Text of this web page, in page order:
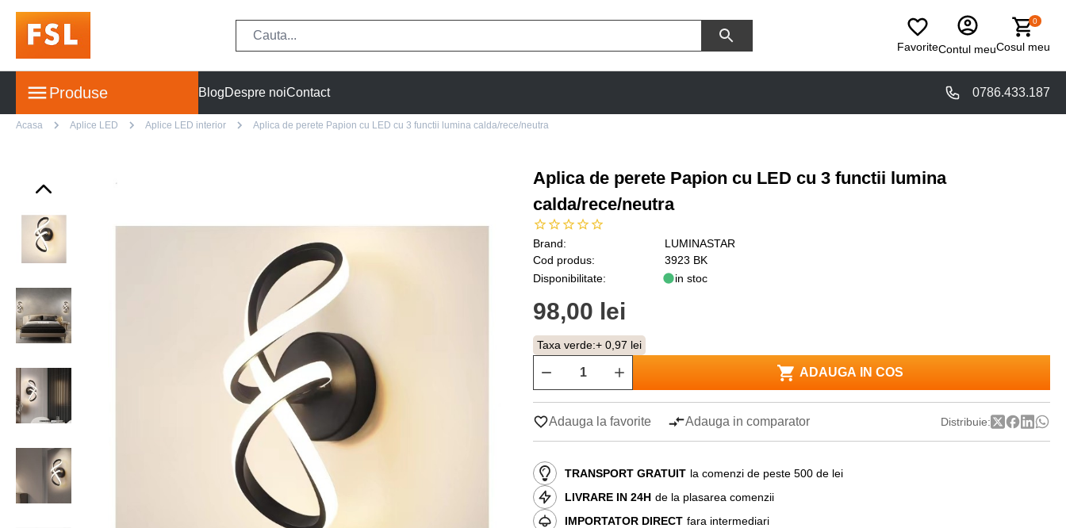
FavoriteContul meu
0
Cosul meu
Produse BlogDespre noiContact 0786.433.187
Acasa Aplice LED Aplice LED interior Aplica de perete Papion cu LED cu 3 functii lumina calda/rece/neutra
Aplica de perete Papion cu LED cu 3 functii lumina
calda/rece/neutra
Brand:
LUMINASTAR
Cod produs:
3923 BK
Disponibilitate:
in stoc
98,00 lei
Taxa verde:+ 0,97 lei
ADAUGA IN COS
Adauga la favorite Adauga in comparator Distribuie:
TRANSPORT GRATUIT la comenzi de peste 500 de lei
LIVRARE IN 24H de la plasarea comenzii
IMPORTATOR DIRECT fara intermediari